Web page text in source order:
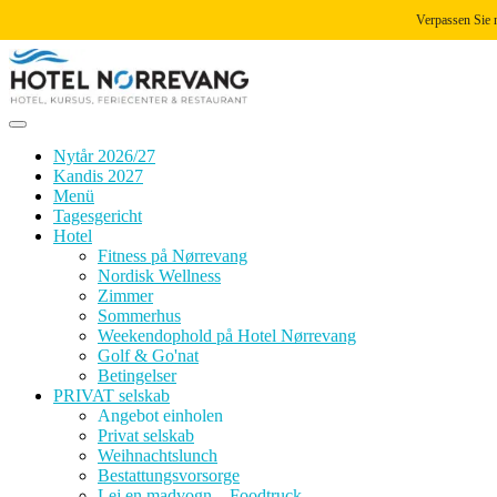
Zum
Inhalt
springen
Nytår 2026/27
Kandis 2027
Menü
Tagesgericht
Hotel
Fitness på Nørrevang
Nordisk Wellness
Zimmer
Sommerhus
Weekendophold på Hotel Nørrevang
Golf & Go'nat
Betingelser
PRIVAT selskab
Angebot einholen
Privat selskab
Weihnachtslunch
Bestattungsvorsorge
Verpassen Sie